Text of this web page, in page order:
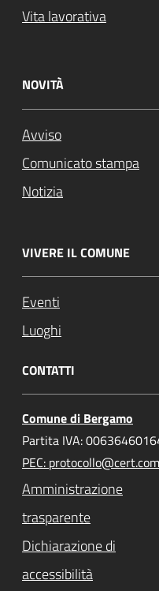
Vita lavorativa
NOVITÀ
Avviso
Comunicato stampa
Notizia
VIVERE IL COMUNE
Eventi
Luoghi
CONTATTI
Comune di Bergamo
Partita IVA:
PEC:
Amministrazione
trasparente
Dichiarazione di
accessibilità